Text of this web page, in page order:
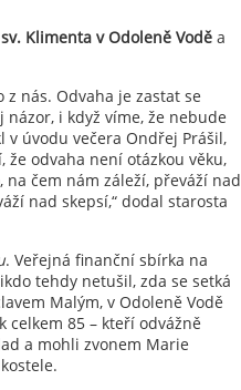
Klimenta v Odoleně Vodě a
z nás. Odvaha je zastat se
i když víme, že nebude
v úvodu večera Ondřej Prášil,
odvaha není otázkou věku,
čem nám záleží, převáží nad
nad skepsí,“ dodal starosta
. Veřejná finanční sbírka na
tehdy netušil, zda se setká
Malým, v Odoleně Vodě
85 – kteří odvážně
a mohli zvonem Marie